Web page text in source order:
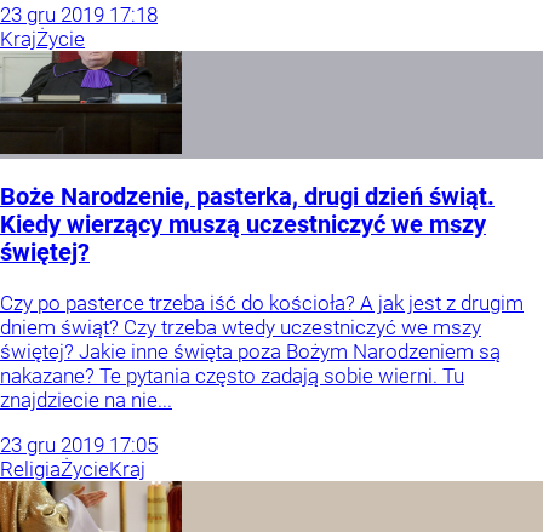
23 gru 2019 17:18
KrajŻycie
Boże Narodzenie, pasterka, drugi dzień świąt.
Kiedy wierzący muszą uczestniczyć we mszy
świętej?
Czy po pasterce trzeba iść do kościoła? A jak jest z drugim
dniem świąt? Czy trzeba wtedy uczestniczyć we mszy
świętej? Jakie inne święta poza Bożym Narodzeniem są
nakazane? Te pytania często zadają sobie wierni. Tu
znajdziecie na nie...
23 gru 2019 17:05
ReligiaŻycieKraj